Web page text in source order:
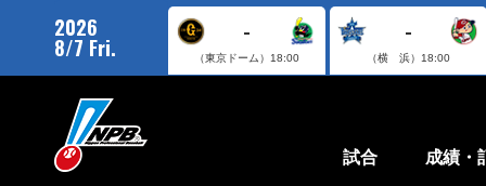
2026
8/7 Fri.
-
（東京ドーム） 18:00
-
（横 浜） 18:00
試合 成績・